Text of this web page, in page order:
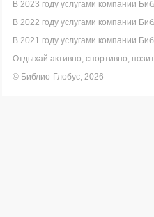
В 2023 году услугами компании
В 2022 году услугами компании
В 2021 году услугами компании
Отдыхай активно, спортивно,
© Библио-Глобус, 2026